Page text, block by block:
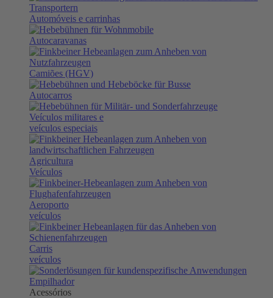
Automóveis e carrinhas
Autocaravanas
Camiões (HGV)
Autocarros
Veículos militares e
veículos especiais
Agricultura
Veículos
Aeroporto
veículos
Carris
veículos
Empilhador
Acessórios